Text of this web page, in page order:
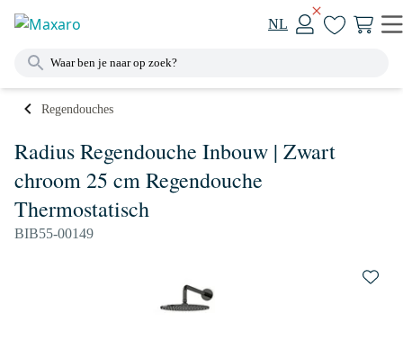
NL
Regendouches
Radius Regendouche Inbouw | Zwart
chroom 25 cm Regendouche
Thermostatisch
BIB55-00149